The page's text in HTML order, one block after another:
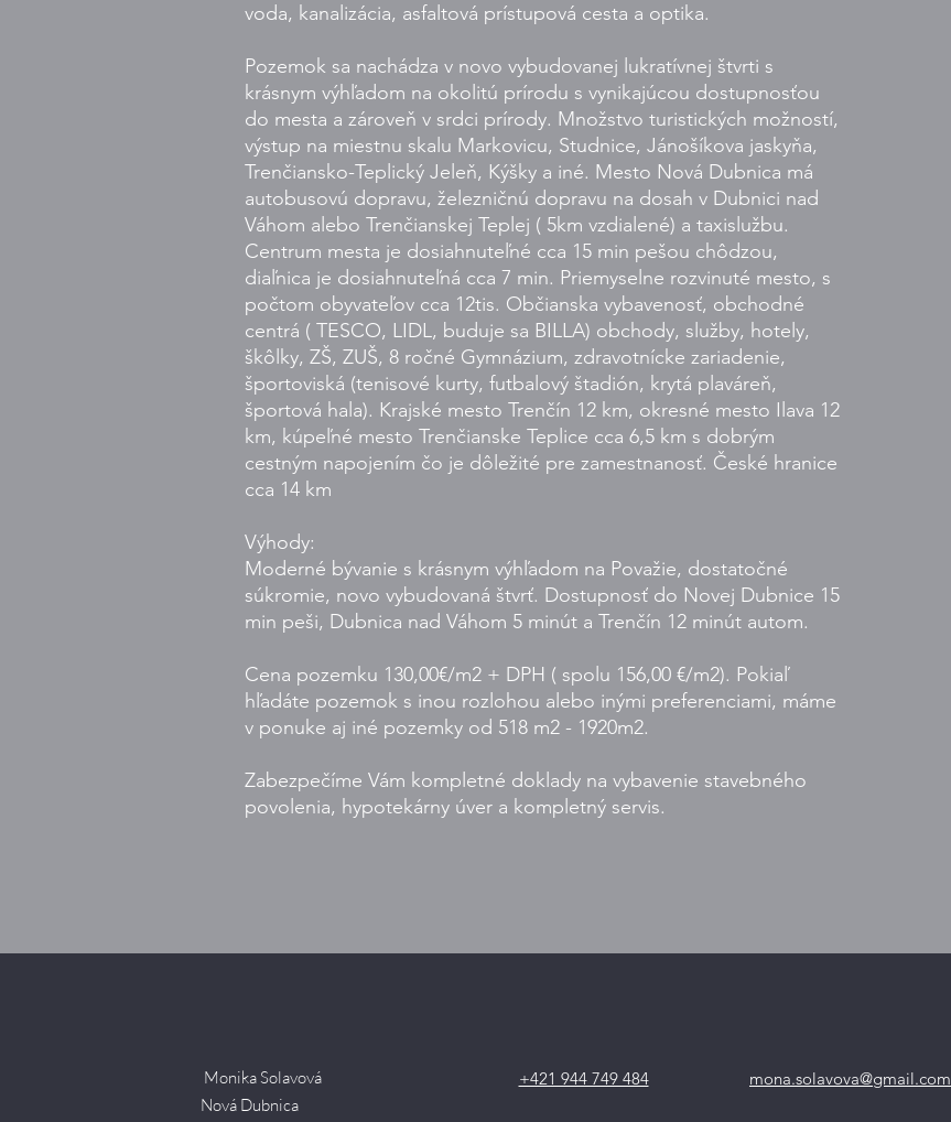
voda, kanalizácia, asfaltová prístupová cesta a optika.
Pozemok sa nachádza v novo vybudovanej lukratívnej štvrti s
krásnym výhľadom na okolitú prírodu s vynikajúcou dostupnosťou
do mesta a zároveň v srdci prírody. Množstvo turistických možností,
výstup na miestnu skalu Markovicu, Studnice, Jánošíkova jaskyňa,
Trenčiansko-Teplický Jeleň, Kýšky a iné. Mesto Nová Dubnica má
autobusovú dopravu, železničnú dopravu na dosah v Dubnici nad
Váhom alebo Trenčianskej Teplej ( 5km vzdialené) a taxislužbu.
Centrum mesta je dosiahnuteľné cca 15 min pešou chôdzou,
diaľnica je dosiahnuteľná cca 7 min. Priemyselne rozvinuté mesto, s
počtom obyvateľov cca 12tis. Občianska vybavenosť, obchodné
centrá ( TESCO, LIDL, buduje sa BILLA) obchody, služby, hotely,
škôlky, ZŠ, ZUŠ, 8 ročné Gymnázium, zdravotnícke zariadenie,
športoviská (tenisové kurty, futbalový štadión, krytá plaváreň,
športová hala). Krajské mesto Trenčín 12 km, okresné mesto Ilava 12
km, kúpeľné mesto Trenčianske Teplice cca 6,5 km s dobrým
cestným napojením čo je dôležité pre zamestnanosť. České hranice
cca 14 km
Výhody:
Moderné bývanie s krásnym výhľadom na Považie, dostatočné
súkromie, novo vybudovaná štvrť. Dostupnosť do Novej Dubnice 15
min peši, Dubnica nad Váhom 5 minút a Trenčín 12 minút autom.
Cena pozemku 130,00€/m2 + DPH ( spolu 156,00 €/m2). Pokiaľ
hľadáte pozemok s inou rozlohou alebo inými preferenciami, máme
v ponuke aj iné pozemky od 518 m2 - 1920m2.
Zabezpečíme Vám kompletné doklady na vybavenie stavebného
povolenia, hypotekárny úver a kompletný servis.
+421 944 749 484
Monika Solavová
Nová Dubnica
mona.solavova@gmail.com